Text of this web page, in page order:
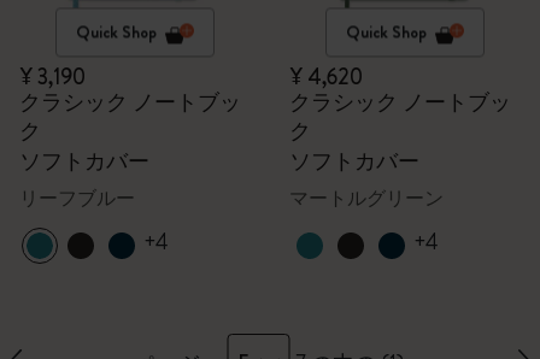
Quick Shop
¥ 3,190
クラシック ノートブッ
ク
ソフトカバー
リーフブルー
+4
Quick Shop
¥ 4,620
クラシック ノートブッ
ク
ソフトカバー
マートルグリーン
+4